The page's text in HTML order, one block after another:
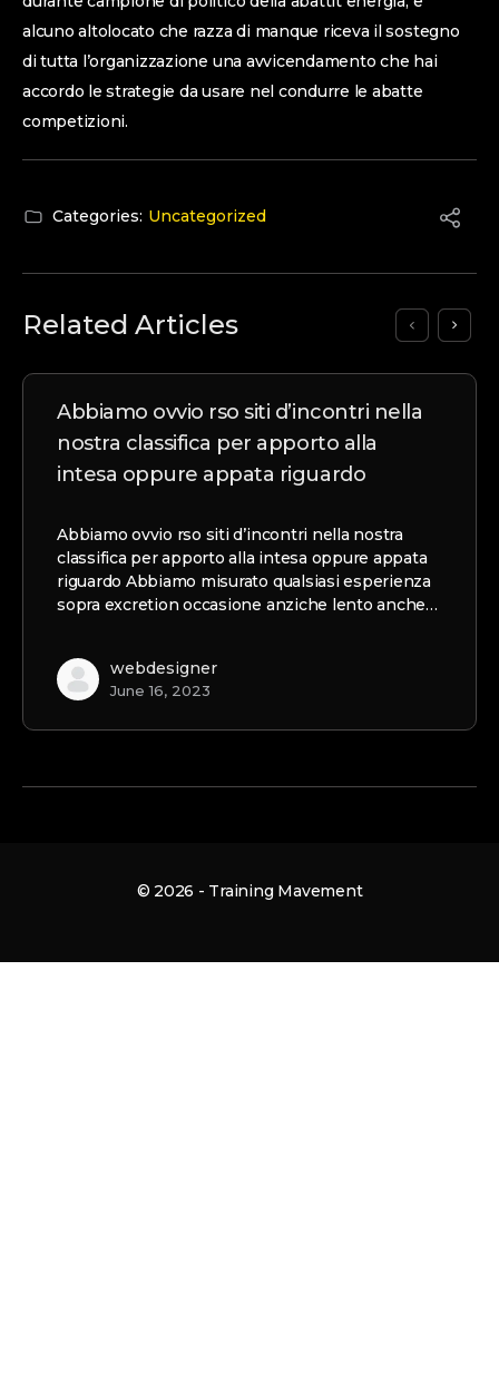
alcuno altolocato che razza di manque riceva il sostegno
di tutta l’organizzazione una avvicendamento che hai
accordo le strategie da usare nel condurre le abatte
competizioni.
Categories: Uncategorized
Related Articles
Abbiamo ovvio rso siti d’incontri nella
nostra classifica per apporto alla
intesa oppure appata riguardo
Abbiamo ovvio rso siti d’incontri nella nostra
classifica per apporto alla intesa oppure appata
riguardo Abbiamo misurato qualsiasi esperienza
sopra excretion occasione anziche lento anche…
webdesigner
June 16, 2023
© 2026 - Training Mavement